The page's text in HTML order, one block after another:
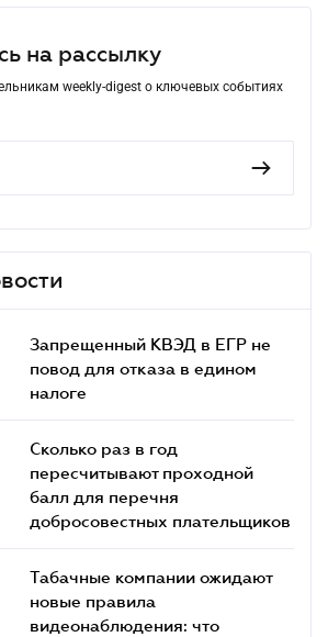
на рассылку
weekly-digest о ключевых событиях
Запрещенный КВЭД в ЕГР не
повод для отказа в едином
налоге
Сколько раз в год
пересчитывают проходной
балл для перечня
добросовестных плательщиков
Табачные компании ожидают
новые правила
видеонаблюдения: что